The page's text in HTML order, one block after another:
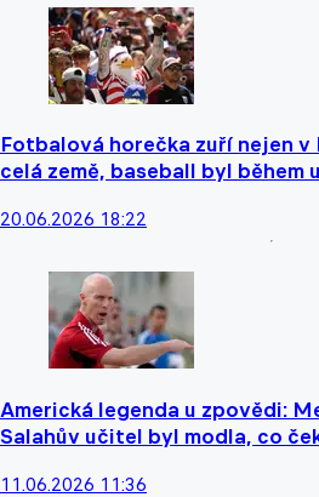
Fotbalová horečka zuří nejen v
celá země, baseball byl během
20.06.2026 18:22
Americká legenda u zpovědi:
Salahův učitel byl modla, co
11.06.2026 11:36